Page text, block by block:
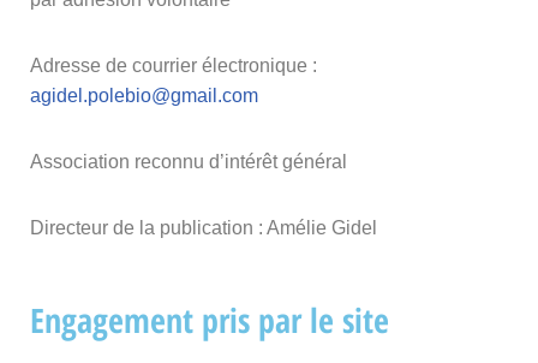
Adresse de courrier électronique :
agidel.polebio@gmail.com
Association reconnu d’intérêt général
Directeur de la publication : Amélie Gidel
Engagement pris par le site